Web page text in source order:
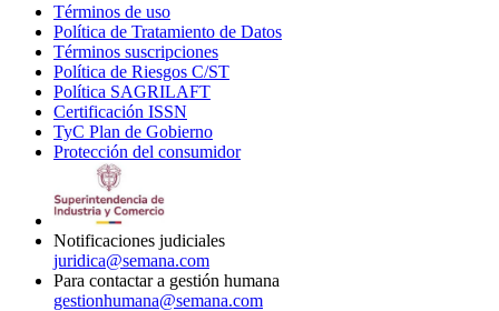
Términos de uso
in
new
window
Política de Tratamiento de Datos
Términos suscripciones
in
Política de Riesgos C/ST
Política SAGRILAFT
new
window
Certificación ISSN
in
new
TyC Plan de Gobierno
in
Protección del consumidorOpens
Notificaciones judiciales
juridica@semana.com
Para contactar a gestión humana
gestionhumana@semana.com